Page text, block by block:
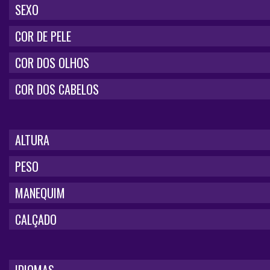
SEXO
COR DE PELE
COR DOS OLHOS
COR DOS CABELOS
ALTURA
PESO
MANEQUIM
CALÇADO